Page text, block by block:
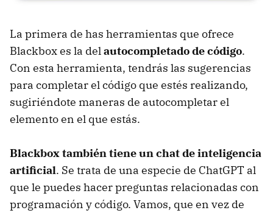
La primera de has herramientas que ofrece
Blackbox es la delautocompletado de código.
Con esta herramienta, tendrás las sugerencias
para completar el código que estés realizando,
sugiriéndote maneras de autocompletar el
elemento en el que estás.
Blackbox también tiene un chat de inteligencia
artificial. Se trata de una especie de ChatGPT al
que le puedes hacer preguntas relacionadas con
programación y código. Vamos, que en vez de